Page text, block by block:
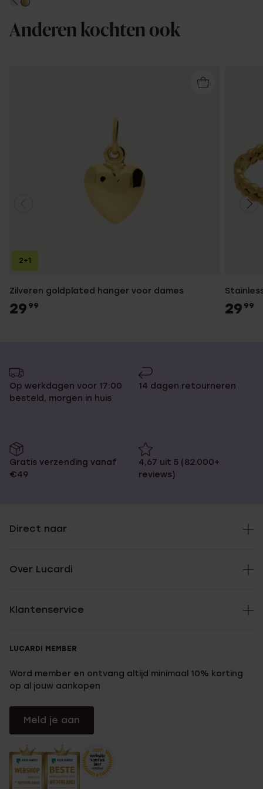
Anderen kochten ook
Zilveren goldplated hanger voor dames
29 99
2+1
29 99
Op werkdagen voor 17:00
besteld, morgen in huis
14 dagen retourneren
Gratis verzending vanaf
€49
4,67 uit 5 (82.000+
reviews)
Direct naar
Over Lucardi
Klantenservice
LUCARDI MEMBER
Word member en ontvang altijd minimaal 10% korting
op al jouw aankopen
Meld je aan